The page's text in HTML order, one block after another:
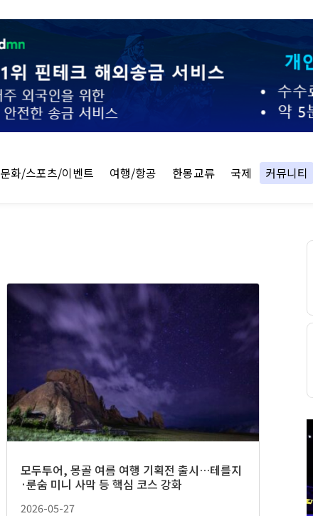
문화/스포츠/이벤트 여행/항공 한몽교류 국제 커뮤니티
모두투어, 몽골 여름 여행 기획전 출시…테를지
·룬숨 미니 사막 등 핵심 코스 강화
2026-05-27